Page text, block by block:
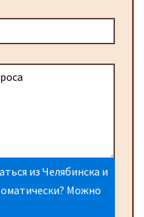
из Челябинска и
Можно